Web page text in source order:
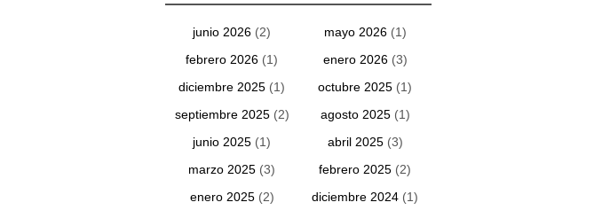
junio 2026 (2) mayo 2026(1)
febrero 2026 (1) enero 2026(3)
diciembre 2025 (1) octubre 2025 (1)
septiembre 2025(2) agosto 2025(1)
junio 2025 (1) abril 2025(3)
marzo 2025 (3) febrero 2025 (2)
enero 2025(2) diciembre 2024 (1)